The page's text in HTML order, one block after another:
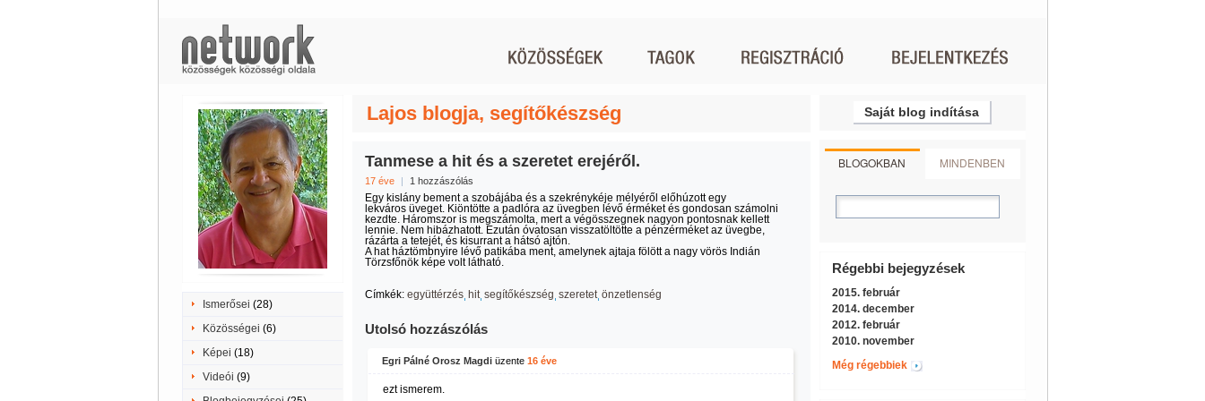
Ismerősei (28)
Közösségei (6)
Képei (18)
Videói (9)
Lajos blogja, segítőkészség
Tanmese a hit és a szeretet erejéről.
17 éve | 1 hozzászólás
Egy kislány bement a szobájába és a szekrénykéje mélyéről előhúzott egy
lekváros üveget. Kiöntötte a padlóra az üvegben lévő érméket és gondosan számolni
kezdte. Háromszor is megszámolta, mert a végösszegnek nagyon pontosnak kellett
lennie. Nem hibázhatott. Ezután óvatosan visszatöltötte a pénzérméket az üvegbe,
rázárta a tetejét, és kisurrant a hátsó ajtón.
A hat háztömbnyire lévő patikába ment, amelynek ajtaja fölött a nagy vörös Indián
Törzsfőnök képe volt látható.
Címkék: együttérzés hit segítőkészség szeretet önzetlenség
Utolsó hozzászólás
Egri Pálné Orosz Magdiüzente 16 éve
ezt ismerem.
Saját blog indítása
BLOGOKBAN MINDENBEN
Régebbi bejegyzések
2015. február
2014. december
2012. február
2010. november
Még régebbiek